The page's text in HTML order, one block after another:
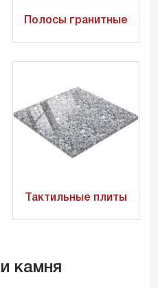
Полосы гранитные
Тактильные плиты
камня